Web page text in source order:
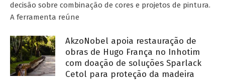
decisão sobre combinação de cores e projetos de pintura.
A ferramenta reúne
AkzoNobel apoia restauração de
obras de Hugo França no Inhotim
com doação de soluções Sparlack
Cetol para proteção da madeira